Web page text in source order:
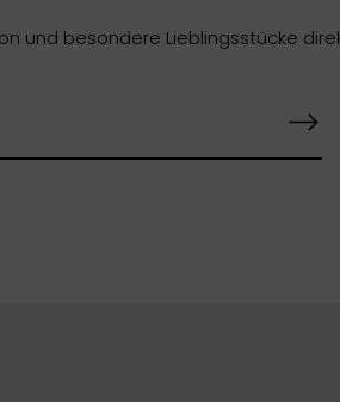
und besondere Lieblingsstücke